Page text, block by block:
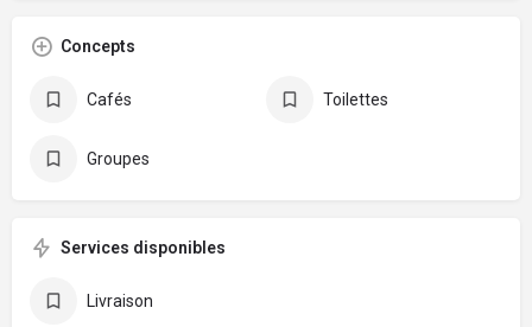
Concepts
Cafés Toilettes
Groupes
Services disponibles
Livraison